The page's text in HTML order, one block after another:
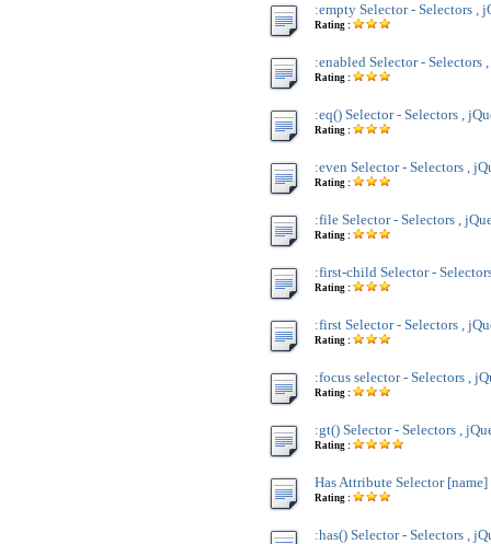
:empty Selector - Selectors ,
Rating :
:enabled Selector - Selectors
Rating :
:eq() Selector - Selectors ,
Rating :
:even Selector - Selectors ,
Rating :
:file Selector - Selectors ,
Rating :
:first-child Selector -
Rating :
:first Selector - Selectors ,
Rating :
:focus selector - Selectors ,
Rating :
:gt() Selector - Selectors ,
Rating :
Has Attribute Selector
Rating :
:has() Selector - Selectors ,